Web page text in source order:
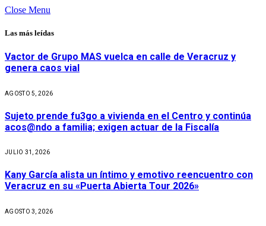
Close Menu
Las más leídas
Vactor de Grupo MAS vuelca en calle de Veracruz y
genera caos vial
AGOSTO 5, 2026
Sujeto prende fu3go a vivienda en el Centro y continúa
acos@ndo a familia; exigen actuar de la Fiscalía
JULIO 31, 2026
Kany García alista un íntimo y emotivo reencuentro con
Veracruz en su «Puerta Abierta Tour 2026»
AGOSTO 3, 2026